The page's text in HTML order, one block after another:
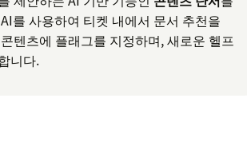
를 사용하여 티켓 내에서 문서 추천을
텐츠에 플래그를 지정하며, 새로운 헬프
니다.